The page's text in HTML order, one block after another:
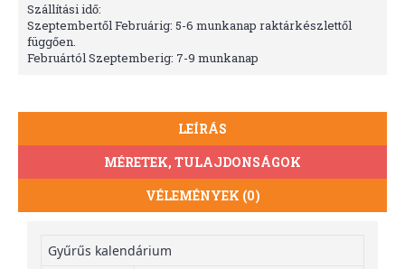
Szállítási idő:
Szeptembertől Februárig: 5-6 munkanap raktárkészlettől
függően.
Februártól Szeptemberig: 7-9 munkanap
LEÍRÁS
MÉRETEK, TULAJDONSÁGOK
VÉLEMÉNYEK (0)
Gyűrűs kalendárium